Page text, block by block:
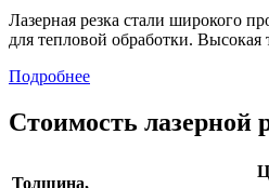
Лазерная резка стали широкого
для тепловой обработки. Высокая
Подробнее
Стоимость лазерной
Толщина,